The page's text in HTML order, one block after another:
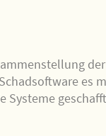
es
Systeme geschafft